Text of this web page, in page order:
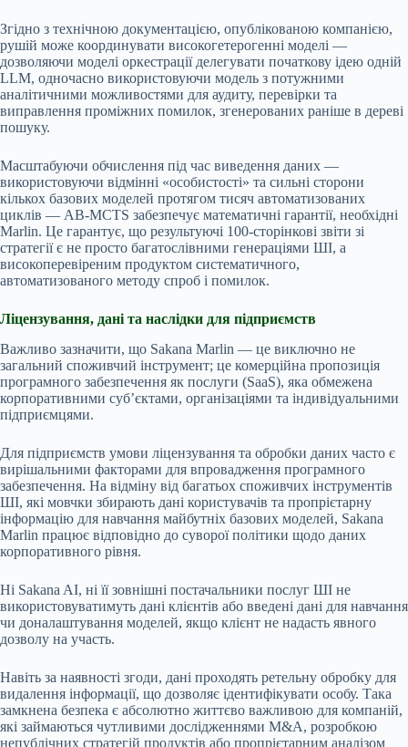
Згідно з технічною документацією, опублікованою компанією,
рушій може координувати високогетерогенні моделі —
дозволяючи моделі оркестрації делегувати початкову ідею одній
LLM, одночасно використовуючи модель з потужними
аналітичними можливостями для аудиту, перевірки та
виправлення проміжних помилок, згенерованих раніше в дереві
пошуку.
Масштабуючи обчислення під час виведення даних —
використовуючи відмінні «особистості» та сильні сторони
кількох базових моделей протягом тисяч автоматизованих
циклів — AB-MCTS забезпечує математичні гарантії, необхідні
Marlin. Це гарантує, що результуючі 100-сторінкові звіти зі
стратегії є не просто багатослівними генераціями ШІ, а
високоперевіреним продуктом систематичного,
автоматизованого методу спроб і помилок.
Ліцензування, дані та наслідки для підприємств
Важливо зазначити, що Sakana Marlin — це виключно не
загальний споживчий інструмент; це комерційна пропозиція
програмного забезпечення як послуги (SaaS), яка обмежена
корпоративними суб’єктами, організаціями та індивідуальними
підприємцями.
Для підприємств умови ліцензування та обробки даних часто є
вирішальними факторами для впровадження програмного
забезпечення. На відміну від багатьох споживчих інструментів
ШІ, які мовчки збирають дані користувачів та пропрієтарну
інформацію для навчання майбутніх базових моделей, Sakana
Marlin працює відповідно до суворої політики щодо даних
корпоративного рівня.
Ні Sakana AI, ні її зовнішні постачальники послуг ШІ не
використовуватимуть дані клієнтів або введені дані для навчання
чи доналаштування моделей, якщо клієнт не надасть явного
дозволу на участь.
Навіть за наявності згоди, дані проходять ретельну обробку для
видалення інформації, що дозволяє ідентифікувати особу. Така
замкнена безпека є абсолютно життєво важливою для компаній,
які займаються чутливими дослідженнями M&A, розробкою
непублічних стратегій продуктів або пропрієтарним аналізом